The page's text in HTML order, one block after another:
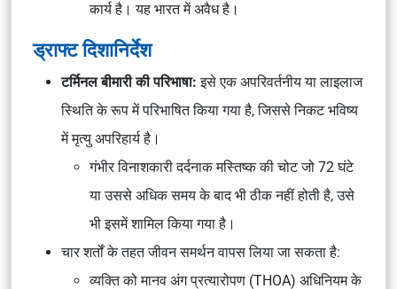
कार्य है। यह भारत में अवैध है।
ड्राफ्ट दिशानिर्देश
टर्मिनल बीमारी की परिभाषा:इसे एक अपरिवर्तनीय या लाइलाज
स्थिति के रूप में परिभाषित किया गया है, जिससे निकट भविष्य
में मृत्यु अपरिहार्य है।
गंभीर विनाशकारी दर्दनाक मस्तिष्क की चोट जो 72 घंटे
या उससे अधिक समय के बाद भी ठीक नहीं होती है, उसे
भी इसमें शामिल किया गया है।
चार शर्तों के तहत जीवन समर्थन वापस लिया जा सकता है:
व्यक्ति को मानव अंग प्रत्यारोपण (THOA) अधिनियम के